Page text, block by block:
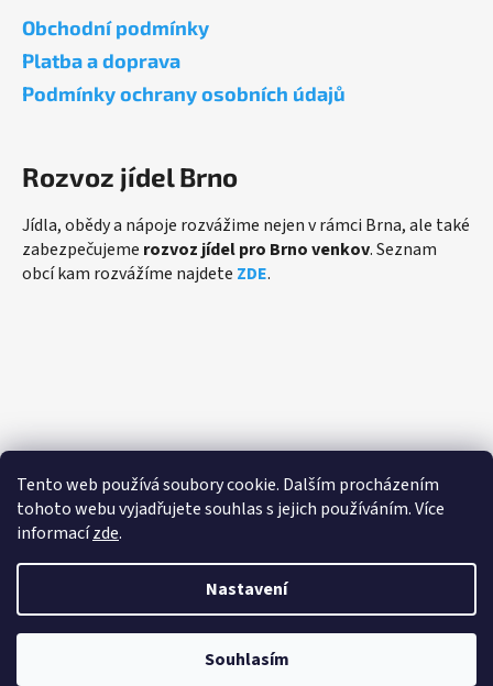
Tento web používá soubory cookie. Dalším procházením
tohoto webu vyjadřujete souhlas s jejich používáním. Více
informacízde.
Nastavení
Souhlasím
Obchodní podmínky
Platba a doprava
Podmínky ochrany osobních údajů
Rozvoz jídel Brno
Jídla, obědy a nápoje rozvážime nejen v rámci Brna, ale také
zabezpečujeme rozvoz jídel pro Brno venkov. Seznam
obcí kam rozvážíme najdete ZDE.
Přijímáme online platby
Vytvořil Shoptet
eFiShop.cz - Rozvoz jídla Brno